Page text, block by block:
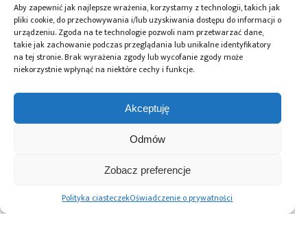
Aby zapewnić jak najlepsze wrażenia, korzystamy z technologii, takich jak
pliki cookie, do przechowywania i/lub uzyskiwania dostępu do informacji o
urządzeniu. Zgoda na te technologie pozwoli nam przetwarzać dane,
takie jak zachowanie podczas przeglądania lub unikalne identyfikatory
na tej stronie. Brak wyrażenia zgody lub wycofanie zgody może
niekorzystnie wpłynąć na niektóre cechy i funkcje.
Akceptuję
Odmów
Zobacz preferencje
Polityka ciasteczekOświadczenie o prywatności
Przeczytaj również:
Microchip i Micron
architekturę
pamięci masowej
PCIe® Gen 6 dla AI
z firmą RIGOL
Technologies